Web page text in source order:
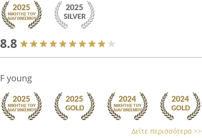
8.8
F young
Δείτε περισσότερα >>